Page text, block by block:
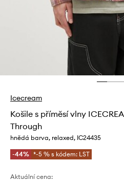
Icecream
Košile s příměsí vlny
Through
hnědá barva, relaxed, IC24435
-44% *-5 % s kódem: LST
Aktuální cena: